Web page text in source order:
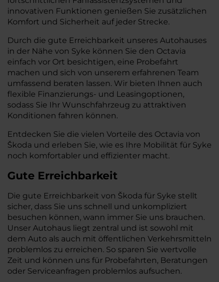
innovativen Funktionen genießen Sie zusätzlichen
Komfort und Sicherheit auf jeder Strecke.
Durch die gute Erreichbarkeit unseres Autohauses
in der Nähe von Syke können Sie den Octavia
einfach vor Ort besichtigen, eine Probefahrt
machen und sich von unserem erfahrenen Team
umfassend beraten lassen. Wir bieten Ihnen auch
flexible Finanzierungs- und Leasingoptionen,
sodass Sie Ihr Wunschfahrzeug zu attraktiven
Konditionen fahren können.
Entdecken Sie die vielen Vorteile des Octavia von
Škoda und erleben Sie, wie es Ihre Mobilität für Syke
noch komfortabler und effizienter macht.
Gute Erreichbarkeit
Die gute Erreichbarkeit von Škoda für Syke stellt
sicher, dass Sie uns schnell und unkompliziert
besuchen können, wann immer Sie uns brauchen.
Unser Autohaus liegt zentral und ist sowohl mit
dem Auto als auch mit öffentlichen Verkehrsmitteln
problemlos zu erreichen. So sparen Sie wertvolle
Zeit und können uns für Probefahrten, Beratungen
oder Serviceanfragen problemlos aufsuchen.